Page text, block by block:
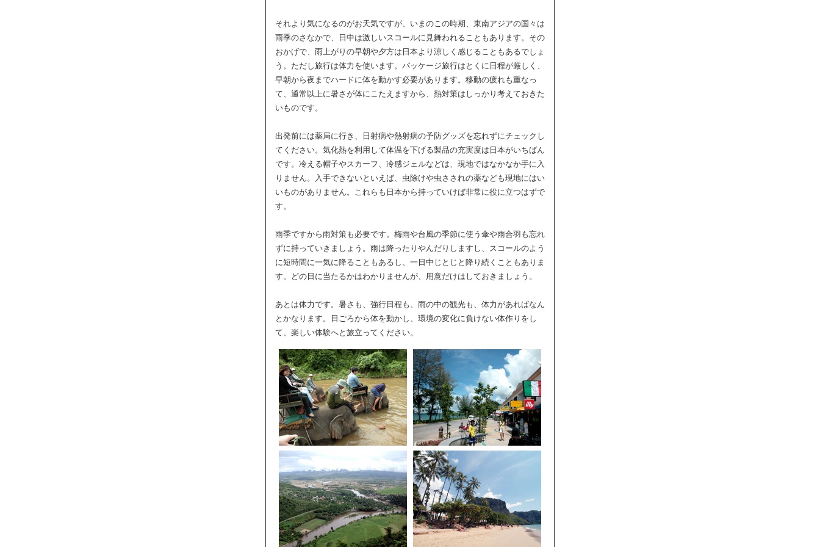
それより気になるのがお天気ですが、いまのこの時期、東南アジアの国々は
雨季のさなかで、日中は激しいスコールに見舞われることもあります。その
おかげで、雨上がりの早朝や夕方は日本より涼しく感じることもあるでしょ
う。ただし旅行は体力を使います。パッケージ旅行はとくに日程が厳しく、
早朝から夜までハードに体を動かす必要があります。移動の疲れも重なっ
て、通常以上に暑さが体にこたえますから、熱対策はしっかり考えておきた
いものです。
出発前には薬局に行き、日射病や熱射病の予防グッズを忘れずにチェックし
てください。気化熱を利用して体温を下げる製品の充実度は日本がいちばん
です。冷える帽子やスカーフ、冷感ジェルなどは、現地ではなかなか手に入
りません。入手できないといえば、虫除けや虫さされの薬なども現地にはい
いものがありません。これらも日本から持っていけば非常に役に立つはずで
す。
雨季ですから雨対策も必要です。梅雨や台風の季節に使う傘や雨合羽も忘れ
ずに持っていきましょう。雨は降ったりやんだりしますし、スコールのよう
に短時間に一気に降ることもあるし、一日中じとじと降り続くこともありま
す。どの日に当たるかはわかりませんが、用意だけはしておきましょう。
あとは体力です。暑さも、強行日程も、雨の中の観光も、体力があればなん
とかなります。日ごろから体を動かし、環境の変化に負けない体作りをし
て、楽しい体験へと旅立ってください。